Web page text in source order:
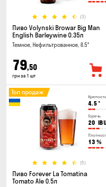
(3)
Пиво Volynski Browar Big Man
English Barleywine 0.35л
Темное, Нефильтрованное, 8.5°
79,50
грн за 1 шт
Крепость
4.5 °
Горечь
20
13 %
(5)
Топ продаж
Пиво Forever La Tomatina
Tomato Ale 0.5л